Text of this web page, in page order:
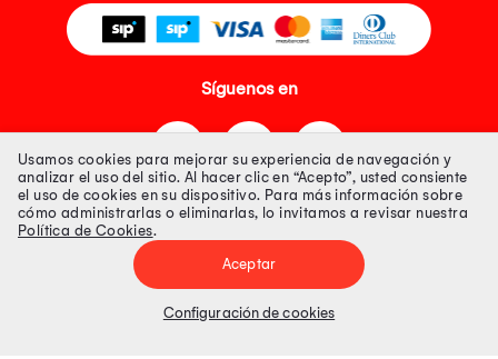
Síguenos en
Tienda 100% Segura
Tiendas Peruanas S.A. R.U.C. Nº 20493020618. Todos los derechos
Precios disponibles solo en www.oechsle.pe. Precios online publicados
Usamos cookies para mejorar su experiencia de navegación y
analizar el uso del sitio. Al hacer clic en “Acepto”, usted consiente
el uso de cookies en su dispositivo. Para más información sobre
cómo administrarlas o eliminarlas, lo invitamos a revisar nuestra
Política de Cookies.
Aceptar
Configuración de cookies